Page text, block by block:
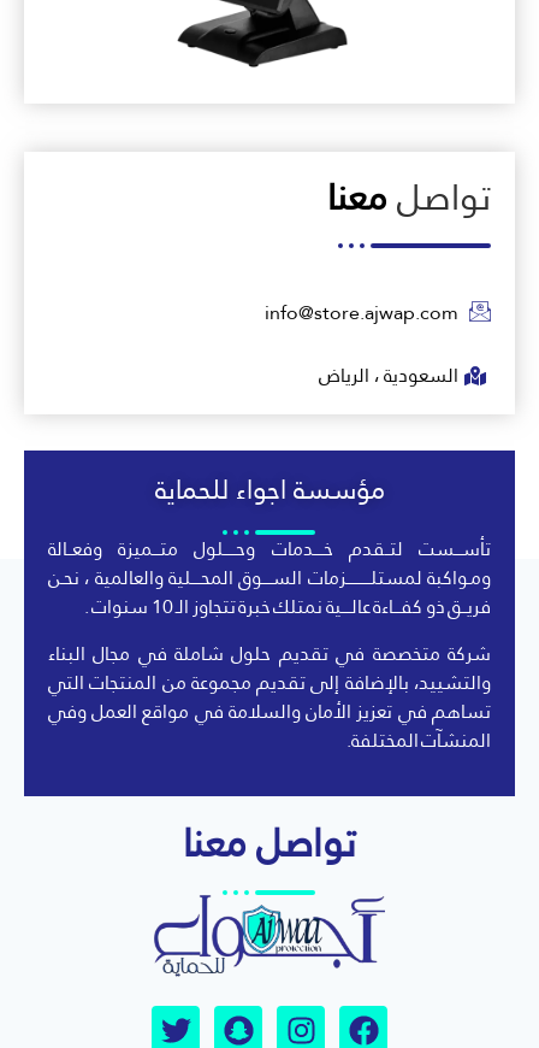
تواصلمعنا
info@store.ajwap.com
السعودية ، الرياض
مؤسسة اجواء للحماية
تأســـست لتــقدم خــــدمات وحـــــلول متـــميزة وفعــالة
ومـواكبة لمستلــــــــــزمات الســــوق المحــــلية والعالمية ، نحـن
فريــق ذو كفـــاءة عالــــية نمتلك خبرة تتجاوز الـ 10 سنوات .
شركة متخصصة في تقديم حلول شاملة في مجال البناء
والتشييد، بالإضافة إلى تقديم مجموعة من المنتجات التي
تساهم في تعزيز الأمان والسلامة في مواقع العمل وفي
المنشآت المختلفة.
تواصل معنا